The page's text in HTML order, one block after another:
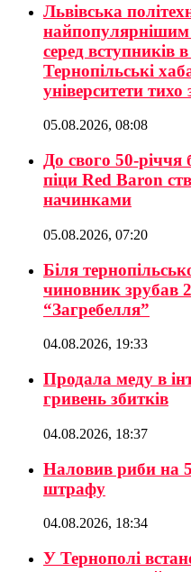
Львівська
найпопулярнішим
серед вступників
Тернопільські
університети тихо
05.08.2026, 08:08
До свого 50-річчя
піци Red Baron
начинками
05.08.2026, 07:20
Біля
чиновник зрубав
“Загребелля”
04.08.2026, 19:33
Продала меду в
гривень збитків
04.08.2026, 18:37
Наловив риби на
штрафу
04.08.2026, 18:34
У Тернополі